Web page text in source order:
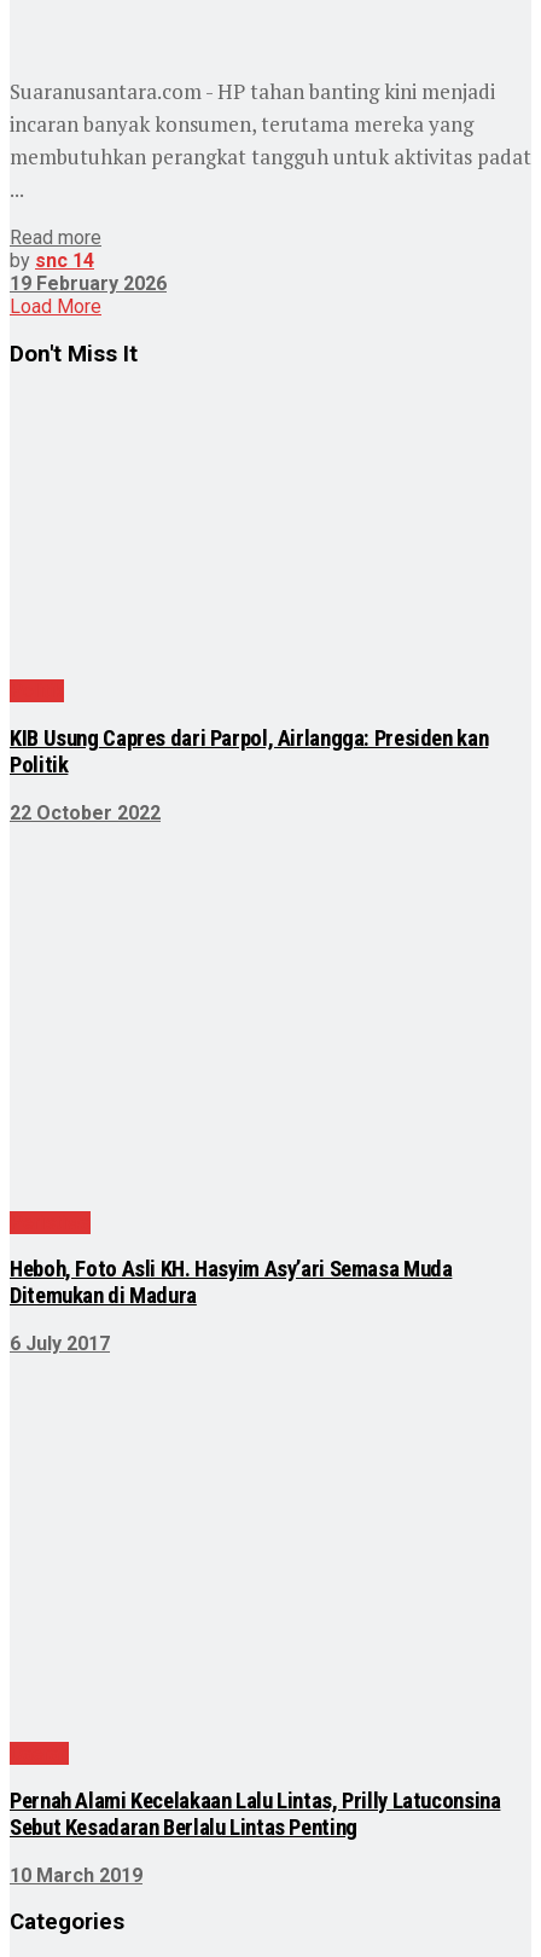
Suaranusantara.com - HP tahan banting kini menjadi
incaran banyak konsumen, terutama mereka yang
membutuhkan perangkat tangguh untuk aktivitas padat
...
Read more
by snc 14
19 February 2026
Load More
Don't Miss It
KIB Usung Capres dari Parpol, Airlangga: Presiden kan
Politik
22 October 2022
Heboh, Foto Asli KH. Hasyim Asy’ari Semasa Muda
Ditemukan di Madura
6 July 2017
Pernah Alami Kecelakaan Lalu Lintas, Prilly Latuconsina
Sebut Kesadaran Berlalu Lintas Penting
10 March 2019
Categories